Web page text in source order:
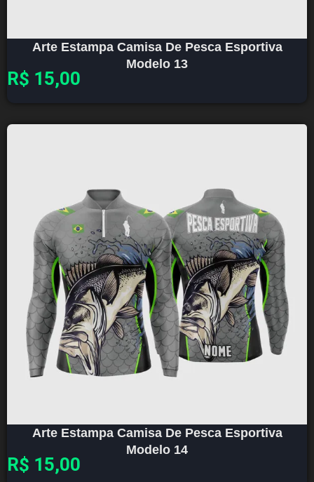
Arte Estampa Camisa De Pesca Esportiva
Modelo 13
R$ 15,00
Arte Estampa Camisa De Pesca Esportiva
Modelo 14
R$ 15,00